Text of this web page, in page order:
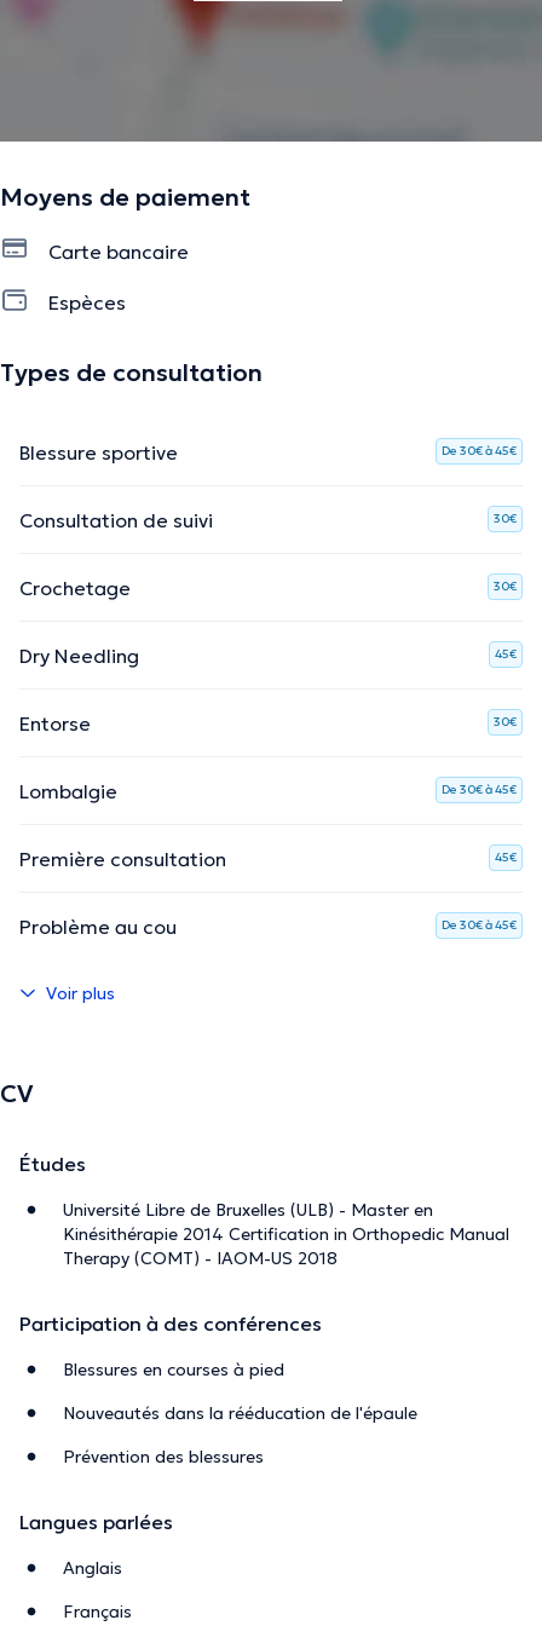
Moyens de paiement
Carte bancaire
Espèces
Types de consultation
Blessure sportive De 30€ à 45€
Consultation de suivi 30€
Crochetage 30€
Dry Needling 45€
Entorse 30€
Lombalgie De 30€ à 45€
Première consultation 45€
Problème au cou De 30€ à 45€
Voir plus
CV
Études
Université Libre de Bruxelles (ULB) - Master en
Kinésithérapie 2014 Certification in Orthopedic Manual
Therapy (COMT) - IAOM-US 2018
Participation à des conférences
Blessures en courses à pied
Nouveautés dans la rééducation de l'épaule
Prévention des blessures
Langues parlées
Anglais
Français